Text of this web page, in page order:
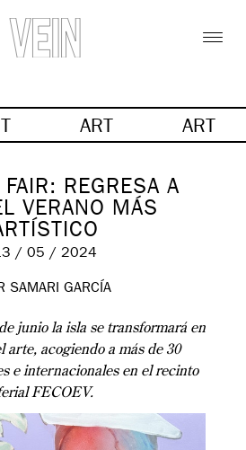
ART ART
REGRESA A
VERANO MÁS
/ 05 / 2024
SAMARI GARCÍA
junio la isla se transformará en
arte, acogiendo a más de 30
e internacionales en el recinto
FECOEV.